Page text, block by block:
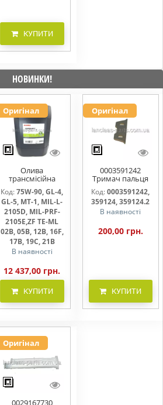
КУПИТИ
НОВИНКИ!
Оригінал
Олива
трансмісійна
AGRISHIFT SYN FE
75W90 20л
Код: 75W-90, GL-4,
GL-5, MT-1, MIL-L-
2105D, MIL-PRF-
2105E,ZF TE-ML
02B, 05B, 12B, 16F,
17B, 19C, 21B
В наявності
12 437,00 грн.
КУПИТИ
Оригінал
0003591242
Тримач пальця
жниварки
Код:0003591242,
359124, 359124.2
В наявності
200,00 грн.
КУПИТИ
Оригінал
0029167730